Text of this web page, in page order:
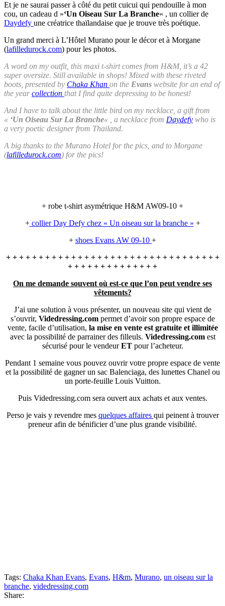
Et je ne saurai passer à côté du petit cuicui qui pendouille à mon
cou, un cadeau d »‘Un Oiseau Sur La Branche« , un collier de
Daydefy une créatrice thaïlandaise que je trouve très poétique.
Un grand merci à L’Hôtel Murano pour le décor et à Morgane
(lafilledurock.com) pour les photos.
A word on my outfit, this maxi t-shirt comes from H&M, it’s a 42
super oversize. Still available in shops! Mixed with these riveted
boots, presented by Chaka Khan on the Evans website for an end of
the year collection that I find quite depressing to be honest!
And I have to talk about the little bird on my necklace, a gift from
« ‘Un Oiseau Sur La Branche« , a necklace from Daydefy who is
a very poetic designer from Thailand.
A big thanks to the Murano Hotel for the pics, and to Morgane
(lafilledurock.com) for the pics!
+ robe t-shirt asymétrique H&M AW09-10 +
+collier Day Defy chez « Un oiseau sur la branche » +
+ shoes Evans AW 09-10 +
+ + + + + + + + + + + + + + + + + + + + + + + + + + + + + + + + +
+ + + + + + + + + + + + + +
On me demande souvent où est-ce que l’on peut vendre ses
vêtements?
J’ai une solution à vous présenter, un nouveau site qui vient de
s’ouvrir, Videdressing.compermet d’avoir son propre espace de
vente, facile d’utilisation, la mise en vente est gratuite et illimitée
avec la possibilité de parrainer des filleuls. Videdressing.comest
sécurisé pour le vendeurETpour l’acheteur.
Pendant 1 semaine vous pouvez ouvrir votre propre espace de vente
et la possibilité de gagner un sac Balenciaga, des lunettes Chanel ou
un porte-feuille Louis Vuitton.
Puis Videdressing.com sera ouvert aux achats et aux ventes.
Perso je vais y revendre mes quelques affaires qui peinent à trouver
preneur afin de bénificier d’une plus grande visibilité.
Tags: Chaka Khan Evans, Evans, H&m, Murano, un oiseau sur la
branche, videdressing.com
Share: